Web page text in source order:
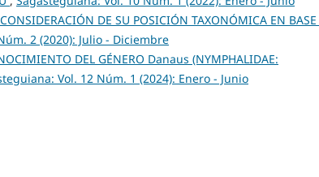
DE SU POSICIÓN TAXONÓMICA EN
2 (2020): Julio - Diciembre
DEL GÉNERO Danaus (NYMPHALIDAE:
Vol. 12 Núm. 1 (2024): Enero - Junio